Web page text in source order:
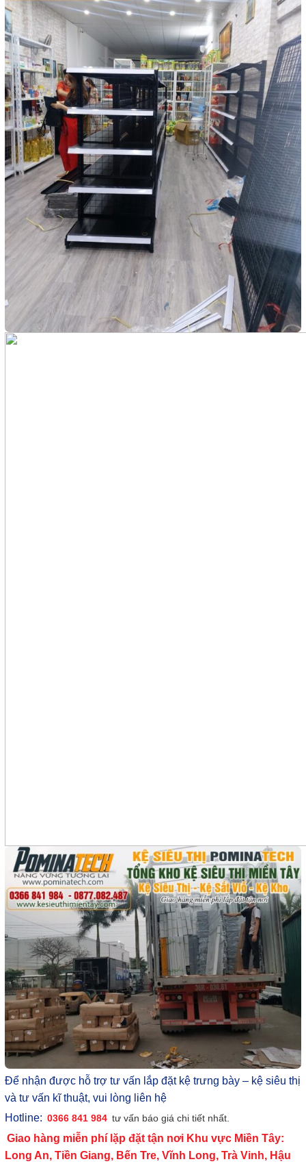
Để nhận được hỗ trợ tư vấn lắp đặt kệ trưng bày – kệ siêu thị
và tư vấn kĩ thuật, vui lòng liên hệ
Hotline: 0366 841 984 tư vấn báo giá chi tiết nhất.
Giao hàng miễn phí lặp đặt tận nơi Khu vực Miền Tây:
Long An, Tiền Giang, Bến Tre, Vĩnh Long, Trà Vinh, Hậu